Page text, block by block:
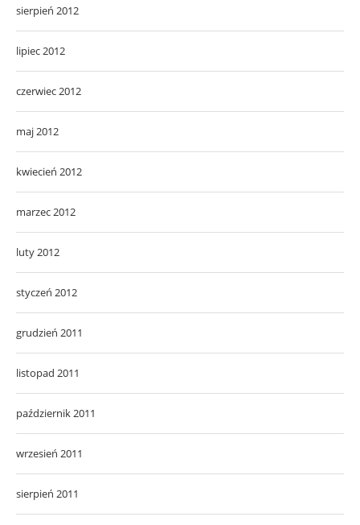
sierpień 2012
lipiec 2012
czerwiec 2012
maj 2012
kwiecień 2012
marzec 2012
luty 2012
styczeń 2012
grudzień 2011
listopad 2011
październik 2011
wrzesień 2011
sierpień 2011